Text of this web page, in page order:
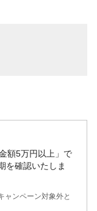
額5万円以上」で
を確認いたしま
ャンペーン対象外と